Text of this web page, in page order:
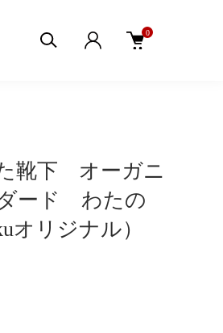
0
靴下 オーガニ
ード わたの
オリジナル）